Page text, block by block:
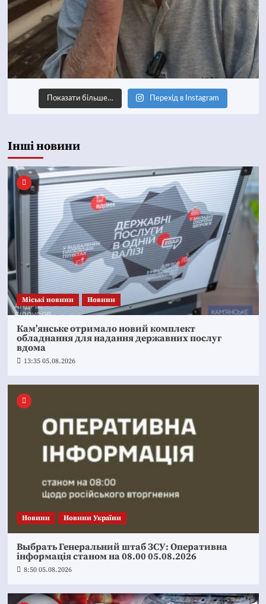
Показати більше… Перехід в Instagram
Інші новини
Mіські новини Новини
Кам’янське отримало новий комплект
обладнання для надання державних послуг
вдома
13:35 05.08.2026
Новини Новини України
Выбрать Генеральний штаб ЗСУ: Оперативна
інформація станом на 08.00 05.08.2026
8:50 05.08.2026